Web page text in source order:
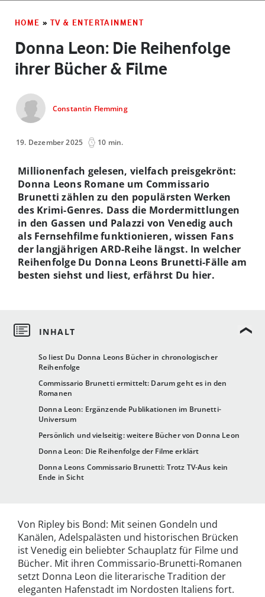
HOME » TV & ENTERTAINMENT
Donna Leon: Die Reihenfolge
ihrer Bücher & Filme
Constantin Flemming
19. Dezember 2025 10 min.
So liest Du Donna Leons Bücher in chronologischer
Reihenfolge
Commissario Brunetti ermittelt: Darum geht es in den
Romanen
Donna Leon: Ergänzende Publikationen im Brunetti-
Universum
Persönlich und vielseitig: weitere Bücher von Donna Leon
Donna Leon: Die Reihenfolge der Filme erklärt
Donna Leons Commissario Brunetti: Trotz TV-Aus kein
Ende in Sicht
Millionenfach gelesen, vielfach preisgekrönt:
Donna Leons Romane um Commissario
Brunetti zählen zu den populärsten Werken
des Krimi-Genres. Dass die Mordermittlungen
in den Gassen und Palazzi von Venedig auch
als Fernsehfilme funktionieren, wissen Fans
der langjährigen ARD-Reihe längst. In welcher
Reihenfolge Du Donna Leons Brunetti-Fälle am
besten siehst und liest, erfährst Du hier.
Von Ripley bis Bond: Mit seinen Gondeln und
Kanälen, Adelspalästen und historischen Brücken
ist Venedig ein beliebter Schauplatz für Filme und
Bücher. Mit ihren Commissario-Brunetti-Romanen
setzt Donna Leon die literarische Tradition der
eleganten Hafenstadt im Nordosten Italiens fort.